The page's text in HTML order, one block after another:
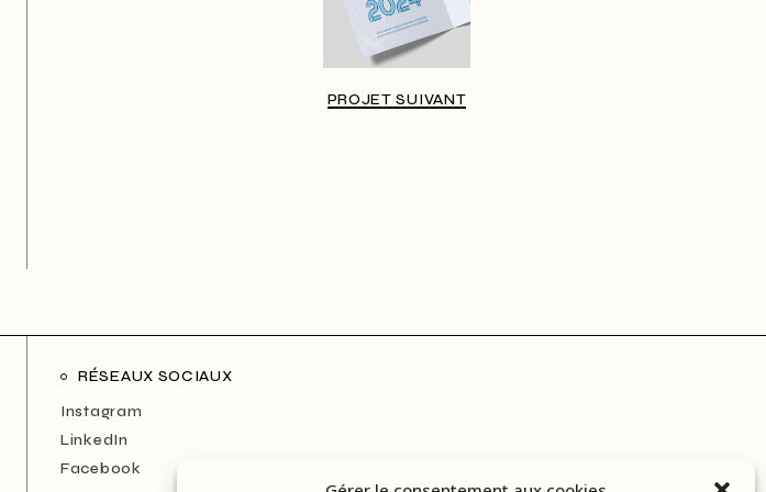
PROJET SUIVANT
RÉSEAUX SOCIAUX
Instagram
LinkedIn
Facebook